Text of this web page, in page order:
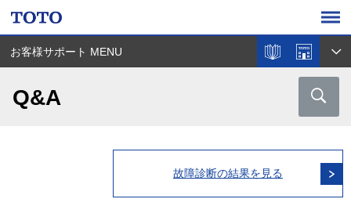
お客様サポート MENU
Q&A
故障診断の結果を見る